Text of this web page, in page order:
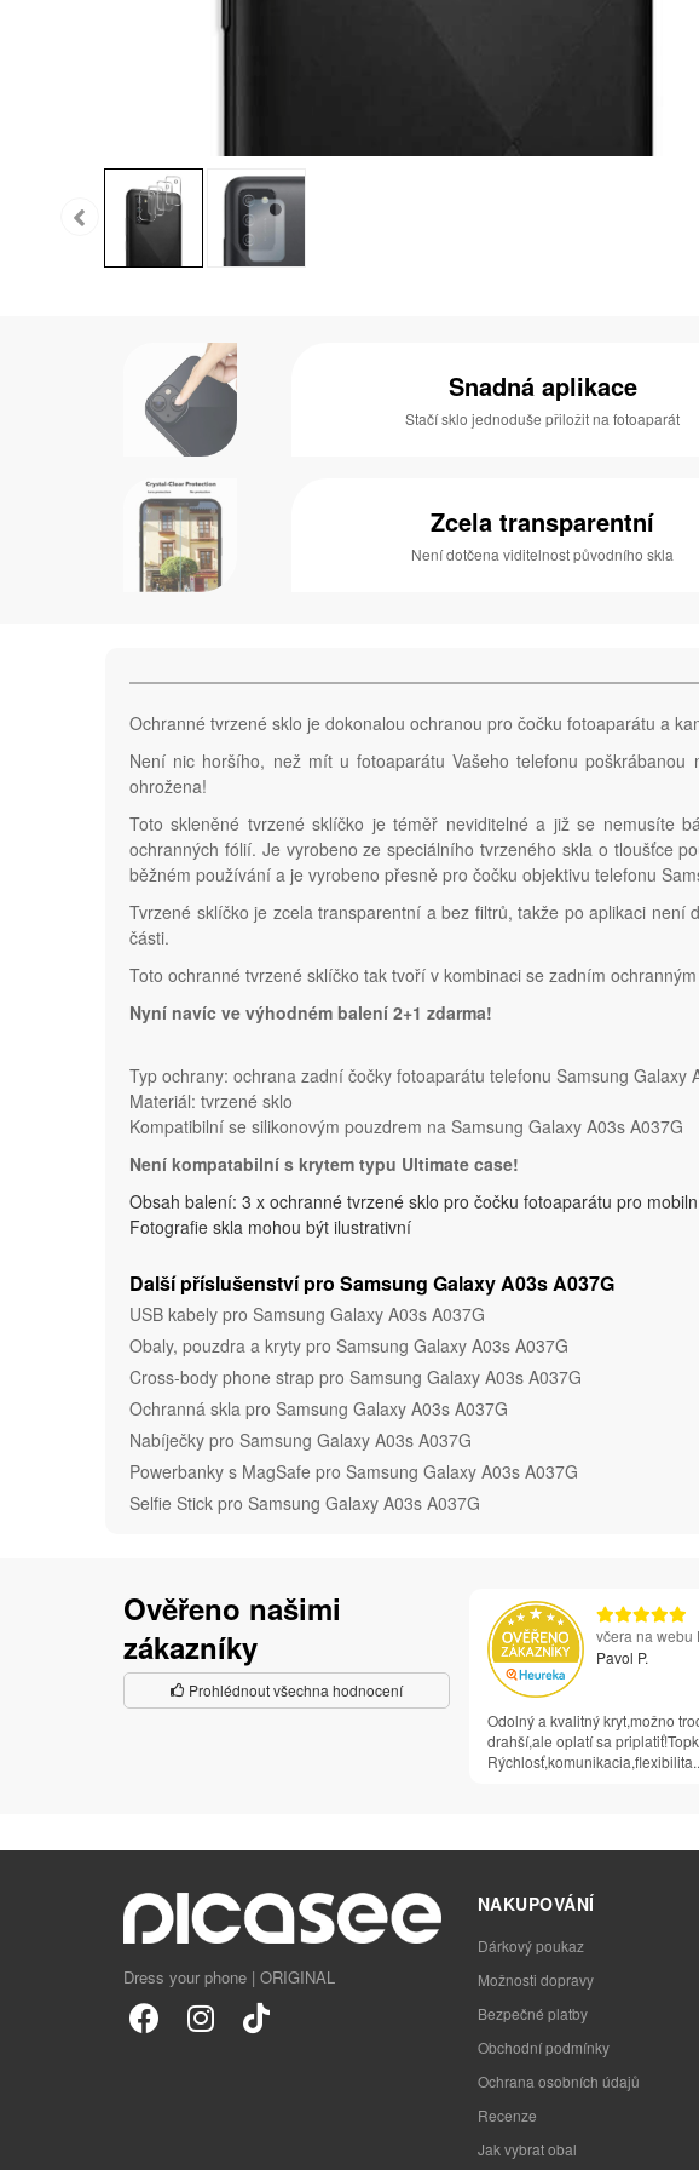
Snadná aplikace
Stačí sklo jednoduše přiložit na fotoaparát
Zcela transparentní
Není dotčena viditelnost původního skla
Ochranné tvrzené sklo je dokonalou ochranou pro čočku fotoaparátu a
Není nic horšího, než mít u fotoaparátu Vašeho telefonu
ohrožena!
Toto skleněné tvrzené sklíčko je téměř neviditelné a již se nemusíte
ochranných fólií. Je vyrobeno ze speciálního tvrzeného skla o tloušťce
běžném používání a je vyrobeno přesně pro čočku objektivu telefonu
Tvrzené sklíčko je zcela transparentní a bez filtrů, takže po aplikaci
části.
Toto ochranné tvrzené sklíčko tak tvoří v kombinaci se zadním
Nyní navíc ve výhodném balení 2+1 zdarma!
Typ ochrany: ochrana zadní čočky fotoaparátu telefonu Samsung Galaxy
Materiál: tvrzené sklo
Kompatibilní se silikonovým pouzdrem na Samsung Galaxy A03s A037G
Není kompatabilní s krytem typu Ultimate case!
Obsah balení: 3 x ochranné tvrzené sklo pro čočku fotoaparátu pro
Fotografie skla mohou být ilustrativní
Další příslušenství pro Samsung Galaxy A03s A037G
USB kabely pro Samsung Galaxy A03s A037G
Obaly, pouzdra a kryty pro Samsung Galaxy A03s A037G
Cross-body phone strap pro Samsung Galaxy A03s A037G
Ochranná skla pro Samsung Galaxy A03s A037G
Nabíječky pro Samsung Galaxy A03s A037G
Powerbanky s MagSafe pro Samsung Galaxy A03s A037G
Selfie Stick pro Samsung Galaxy A03s A037G
Ověřeno našimi
zákazníky
Prohlédnout všechna hodnocení
včera na webu
Pavol P.
Odolný a kvalitný kryt,možno
drahší,ale oplatí sa
Rýchlosť,komunikacia,flexibilita..
Dress your phone | ORIGINAL
NAKUPOVÁNÍ
Dárkový poukaz
Možnosti dopravy
Bezpečné platby
Obchodní podmínky
Ochrana osobních údajů
Recenze
Jak vybrat obal